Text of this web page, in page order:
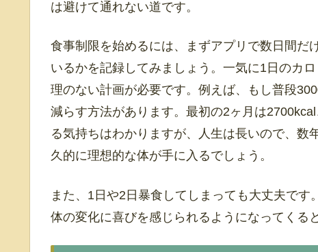
は避けて通れない道です。
食事制限を始めるには、まずアプリで数日間だ
いるかを記録してみましょう。一気に1日のカ
理のない計画が必要です。例えば、もし普段
減らす方法があります。最初の2ヶ月は
る気持ちはわかりますが、人生は長いので、数
久的に理想的な体が手に入るでしょう。
また、1日や2日暴食してしまっても大丈夫です
体の変化に喜びを感じられるようになってくる